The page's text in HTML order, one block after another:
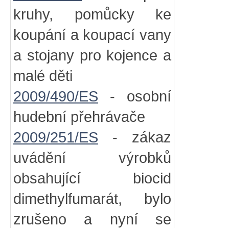
kruhy, pomůcky ke
koupání a koupací vany
a stojany pro kojence a
malé děti
2009/490/ES - osobní
hudební přehrávače
2009/251/ES - zákaz
uvádění výrobků
obsahující biocid
dimethylfumarát, bylo
zrušeno a nyní se